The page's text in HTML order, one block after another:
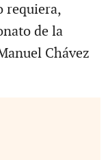
requiera,
de la
Chávez